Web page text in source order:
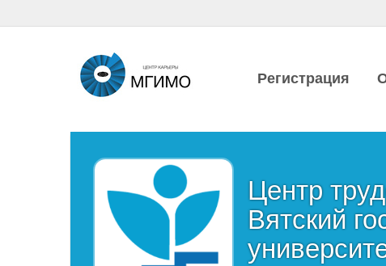
Регистрация
Центр
Вятский